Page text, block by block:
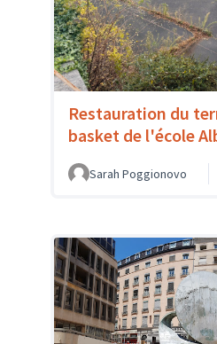
Restauration du
basket de l'école
Sarah Poggionovo